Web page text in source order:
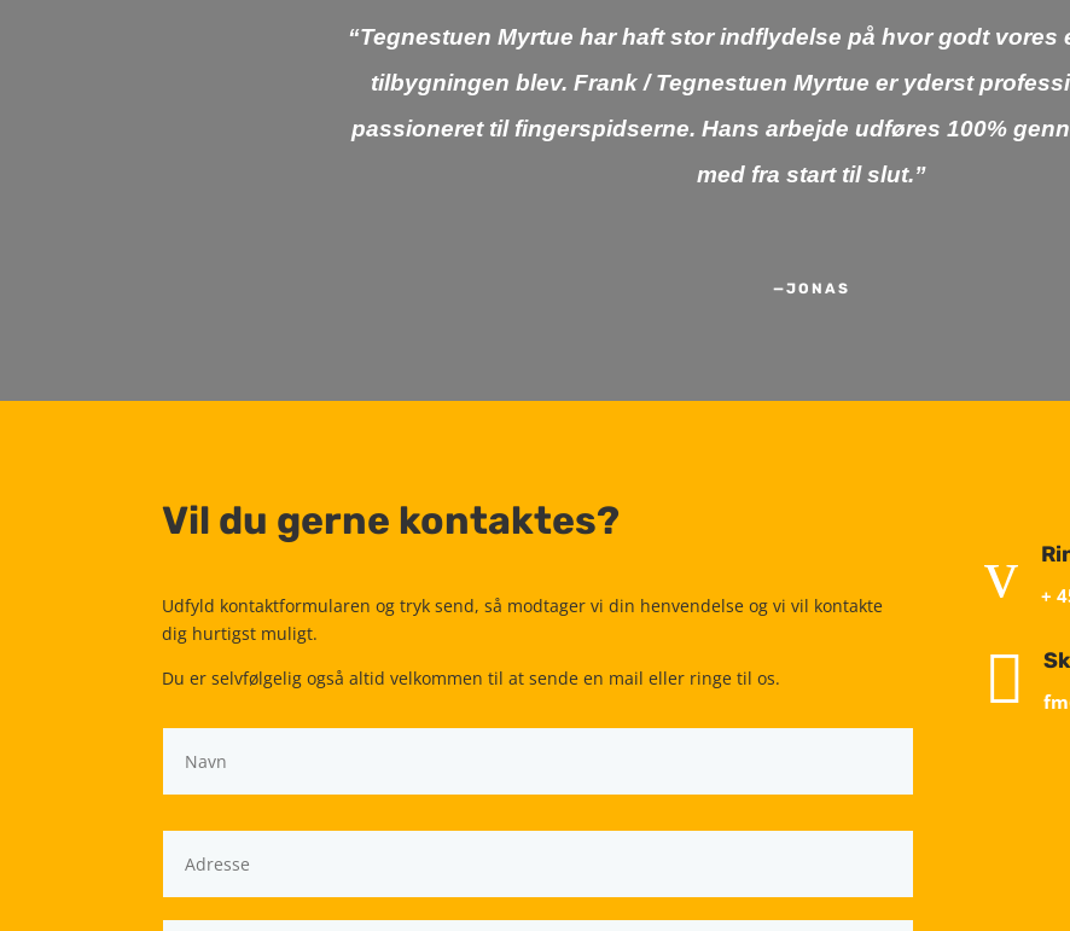
“Tegnestuen Myrtue har haft stor indflydelse på hvor godt vores
tilbygningen blev. Frank / Tegnestuen Myrtue er yderst
passioneret til fingerspidserne. Hans arbejde udføres 100%
med fra start til slut.”
—JONAS
Vil du gerne kontaktes?
Udfyld kontaktformularen og tryk send, så modtager vi din henvendelse og vi vil kontakte
dig hurtigst muligt.
Du er selvfølgelig også altid velkommen til at sende en mail eller ringe til os.
v +
